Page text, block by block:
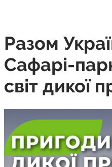
Разом
Сафарі-
світ дикої